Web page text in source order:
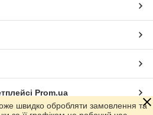
Prom.ua
швидко обробляти замовлення та